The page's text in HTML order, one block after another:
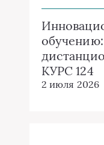
обучению:
КУРС 124
2 июля 2026